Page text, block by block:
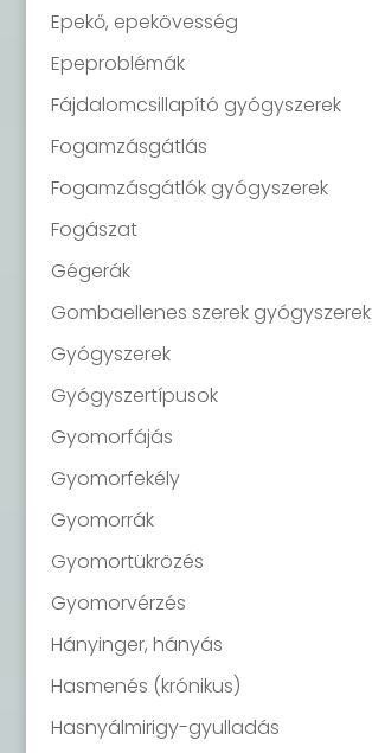
Epekő, epekövesség
Epeproblémák
Fájdalomcsillapító gyógyszerek
Fogamzásgátlás
Fogamzásgátlók gyógyszerek
Fogászat
Gégerák
Gombaellenes szerek gyógyszerek
Gyógyszerek
Gyógyszertípusok
Gyomorfájás
Gyomorfekély
Gyomorrák
Gyomortükrözés
Gyomorvérzés
Hányinger, hányás
Hasmenés (krónikus)
Hasnyálmirigy-gyulladás